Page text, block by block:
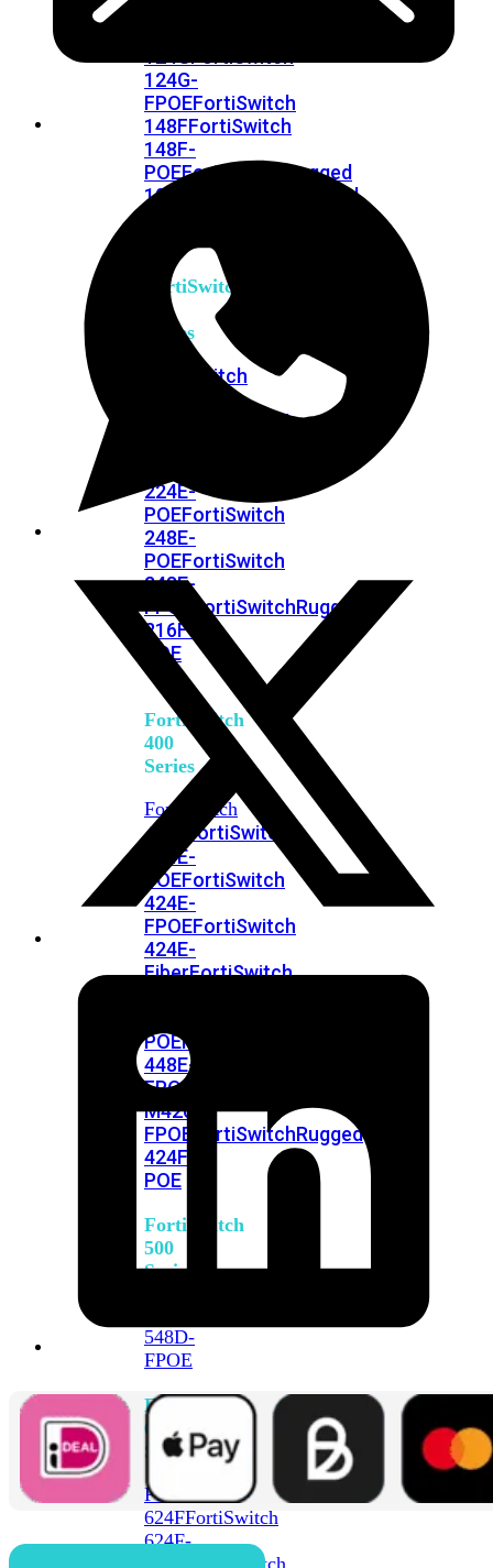
124G-
FPOEFortiSwitch
148FFortiSwitch
148F-
POEFortiSwitchRugged
108F
FortiSwitchRugged
FortiSwitch
200
Series
FortiSwitch
FortiSwitch
224E-
POEFortiSwitch
248E-
POEFortiSwitch
248E-
FPOE
FortiSwitchRugged
216F-
POE
FortiSwitch
400
Series
FortiSwitch
424E
FortiSwitch
424E-
POEFortiSwitch
424E-
FPOEFortiSwitch
424E-
FiberFortiSwitch
POEFortiSwitch
448E-
FPOE
M426E-
FPOE
FortiSwitchRugged
424F-
POE
FortiSwitch
500
Series
548D-
FPOE
FortiSwitch
600
Series
FortiSwitch
624FFortiSwitch
624F-
FortiSwitch